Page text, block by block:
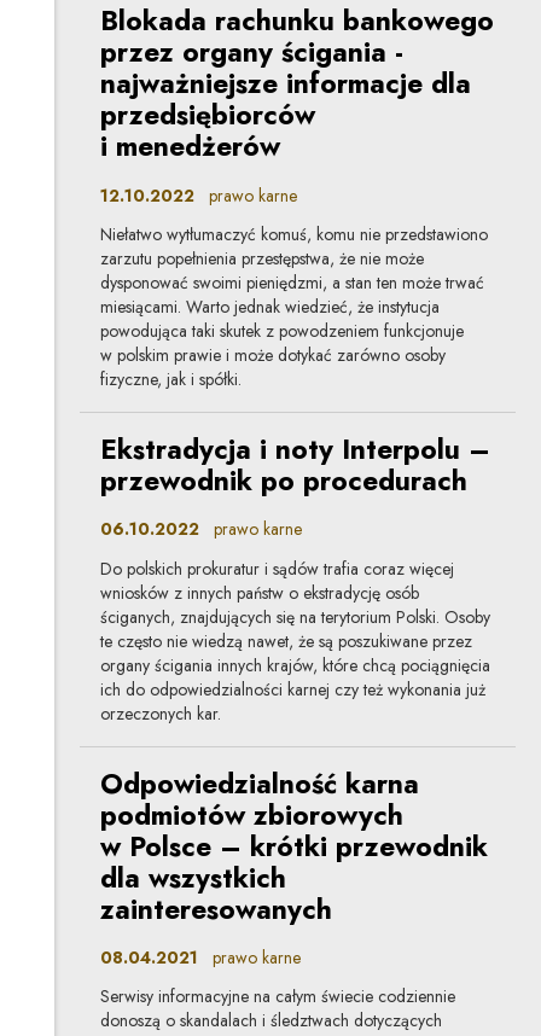
Blokada rachunku bankowego
przez organy ścigania -
najważniejsze informacje dla
przedsiębiorców
i menedżerów
12.10.2022 prawo karne
Niełatwo wytłumaczyć komuś, komu nie przedstawiono
zarzutu popełnienia przestępstwa, że nie może
dysponować swoimi pieniędzmi, a stan ten może trwać
miesiącami. Warto jednak wiedzieć, że instytucja
powodująca taki skutek z powodzeniem funkcjonuje
w polskim prawie i może dotykać zarówno osoby
fizyczne, jak i spółki.
Ekstradycja i noty Interpolu –
przewodnik po procedurach
06.10.2022 prawo karne
Do polskich prokuratur i sądów trafia coraz więcej
wniosków z innych państw o ekstradycję osób
ściganych, znajdujących się na terytorium Polski. Osoby
te często nie wiedzą nawet, że są poszukiwane przez
organy ścigania innych krajów, które chcą pociągnięcia
ich do odpowiedzialności karnej czy też wykonania już
orzeczonych kar.
Odpowiedzialność karna
podmiotów zbiorowych
w Polsce – krótki przewodnik
dla wszystkich
zainteresowanych
08.04.2021 prawo karne
Serwisy informacyjne na całym świecie codziennie
donoszą o skandalach i śledztwach dotyczących